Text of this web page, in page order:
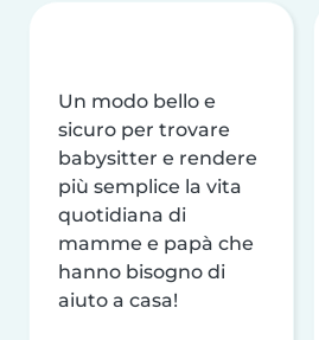
Un modo bello e
sicuro per trovare
babysitter e rendere
più semplice la vita
quotidiana di
mamme e papà che
hanno bisogno di
aiuto a casa!